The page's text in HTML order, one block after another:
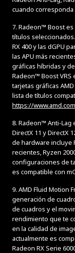
cuando corresponda
7. Radeon™ Boost
títulos
RX 400 y las dGPU
las APU más
gráficas híbridas y
Radeon™ Boost VRS
tarjetas gráficas
lista de títulos
https://
8. Radeon™ Anti-Lag
DirectX 11 y DirectX
de hardware incluye
recientes, Ryzen
configuraciones de
es compatible con
9. AMD Fluid Motion
generación de
de cuadros y el
rendimiento que te
en la calidad de
actualmente es
Radeon RX Serie